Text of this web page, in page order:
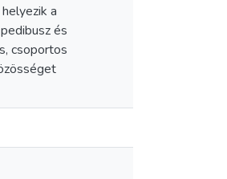
a
és
csoportos